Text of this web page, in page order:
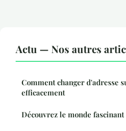
Actu — Nos autres
Comment changer d'adresse
efficacement
Découvrez le monde